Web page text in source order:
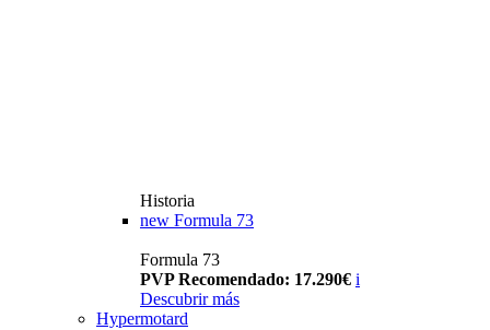
Historia
new Formula 73
Formula 73
PVP Recomendado: 17.290€ i
Descubrir más
Hypermotard